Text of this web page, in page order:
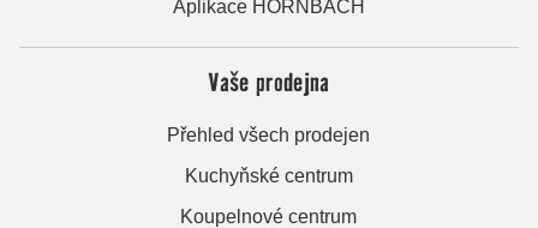
Aplikace HORNBACH
Vaše prodejna
Přehled všech prodejen
Kuchyňské centrum
Koupelnové centrum